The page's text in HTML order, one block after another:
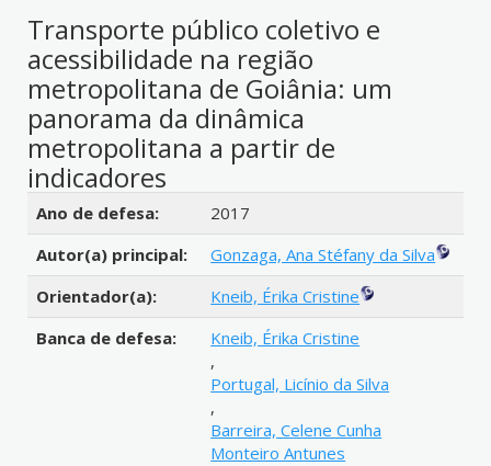
Transporte público coletivo e
acessibilidade na região
metropolitana de Goiânia: um
panorama da dinâmica
metropolitana a partir de
indicadores
Detalhes bibliográficos
Ano de defesa:
2017
Autor(a) principal:
Gonzaga, Ana Stéfany da Silva
Orientador(a):
Kneib, Érika Cristine
Banca de defesa:
Kneib, Érika Cristine
,
Portugal, Licínio da Silva
,
Barreira, Celene Cunha
Monteiro Antunes